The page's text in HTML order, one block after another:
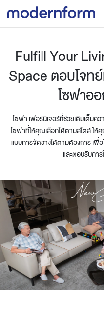
Fulfill Your
Space ตอบโจท
โซฟาอ
โซฟา เฟอร์นิเจอร์ที่ช่วยเติมเต็มค
โซฟาที่ให้คุณเลือกได้ตามสไตล์ ใ
แบบการจัดวางได้ตามต้องการ เพื่
และตอบรับการ